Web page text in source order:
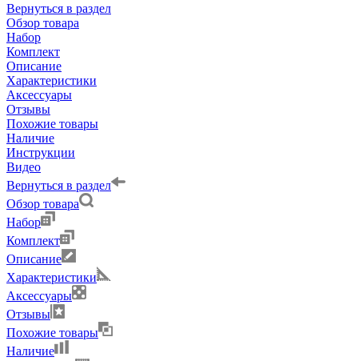
Вернуться в раздел
Обзор товара
Набор
Комплект
Описание
Характеристики
Аксессуары
Отзывы
Похожие товары
Наличие
Инструкции
Видео
Вернуться в раздел
Обзор товара
Набор
Комплект
Описание
Характеристики
Аксессуары
Отзывы
Похожие товары
Наличие